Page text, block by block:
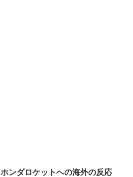
ホンダロケットへの海外の反応